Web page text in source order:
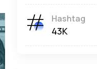
Hashtag
43K